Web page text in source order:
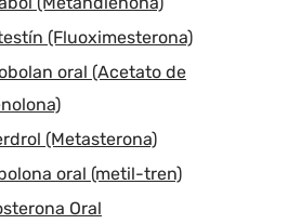
(Fluoximesterona)
oral (Acetato de
(Metasterona)
oral (metil-tren)
Oral